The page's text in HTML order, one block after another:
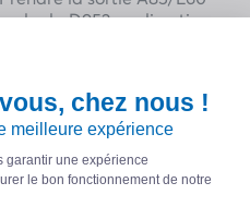
la D952 en direction
sur-Loire : au
sortie sur D749 en
prendre la deuxième
prendre à droite sur
à gauche au premier
de la Brèche.
sur la gauche.